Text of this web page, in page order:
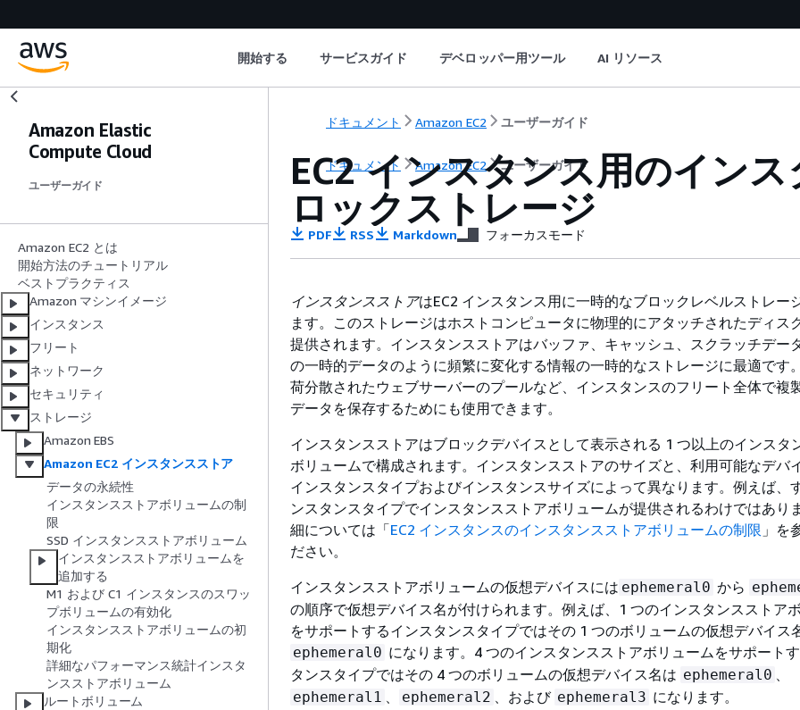
開始する サービスガイド デベロッパー用ツール AI リソース
Amazon Elastic
Compute Cloud
ユーザーガイド
Amazon EC2 とは
開始方法のチュートリアル
ベストプラクティス
Amazon マシンイメージ
インスタンス
フリート
ネットワーク
セキュリティ
ストレージ
Amazon EBS
Amazon EC2 インスタンスストア
データの永続性
インスタンスストアボリュームの制
限
SSD インスタンスストアボリューム
インスタンスストアボリュームを
追加する
M1 および C1 インスタンスのスワッ
プボリュームの有効化
インスタンスストアボリュームの初
期化
詳細なパフォーマンス統計インスタ
ンスストアボリューム
ルートボリューム
ドキュメント Amazon EC2 ユーザーガイド
ドキュメント Amazon EC2 ユーザーガイド
EC2 インスタンス用のイン
ロックストレージ
PDF RSS Markdown フォーカスモード
インスタンスストアはEC2 インスタンス用に一時的なブロックレベルストレー
ます。このストレージはホストコンピュータに物理的にアタッチされたディス
提供されます。インスタンスストアはバッファ、キャッシュ、スクラッチデー
の一時的データのように頻繁に変化する情報の一時的なストレージに最適です
荷分散されたウェブサーバーのプールなど、インスタンスのフリート全体で複
データを保存するためにも使用できます。
インスタンスストアはブロックデバイスとして表示される 1 つ以上のインスタ
ボリュームで構成されます。インスタンスストアのサイズと、利用可能なデバ
インスタンスタイプおよびインスタンスサイズによって異なります。例えば、
ンスタンスタイプでインスタンスストアボリュームが提供されるわけではあり
細については「EC2 インスタンスのインスタンスストアボリュームの制限 」を
ださい。
インスタンスストアボリュームの仮想デバイスには ephemeral0 から
の順序で仮想デバイス名が付けられます。例えば、1 つのインスタンスストア
をサポートするインスタンスタイプではその 1 つのボリュームの仮想デバイス
ephemeral0 になります。4 つのインスタンスストアボリュームをサポート
タンスタイプではその 4 つのボリュームの仮想デバイス名は ephemeral0 、
ephemeral1 、 ephemeral2 、および ephemeral3 になります。